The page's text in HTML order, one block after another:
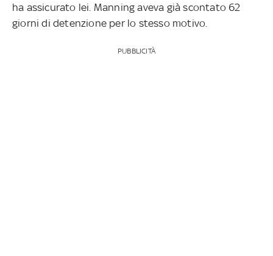
ha assicurato lei. Manning aveva già scontato 62
giorni di detenzione per lo stesso motivo.
PUBBLICITÀ